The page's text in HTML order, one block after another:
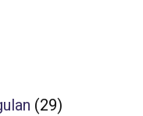
(29)